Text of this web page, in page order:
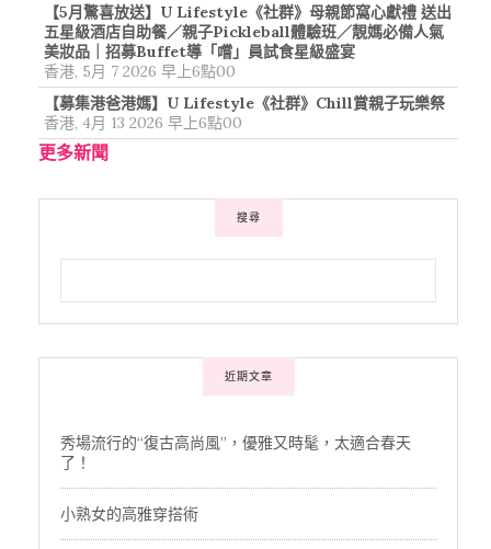
【5月驚喜放送】U Lifestyle《社群》母親節窩心獻禮 送出
五星級酒店自助餐／親子Pickleball體驗班／靚媽必備人氣
美妝品｜招募Buffet導「嚐」員試食星級盛宴
香港, 5月 7 2026 早上6點00
【募集港爸港媽】U Lifestyle《社群》Chill賞親子玩樂祭
香港, 4月 13 2026 早上6點00
更多新聞
搜尋
近期文章
秀場流行的“復古高尚風”，優雅又時髦，太適合春天
了！
小熟女的高雅穿搭術